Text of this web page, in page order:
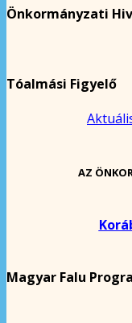
Önkormányzati
Tóalmási Figyelő
AZ
Magyar Falu